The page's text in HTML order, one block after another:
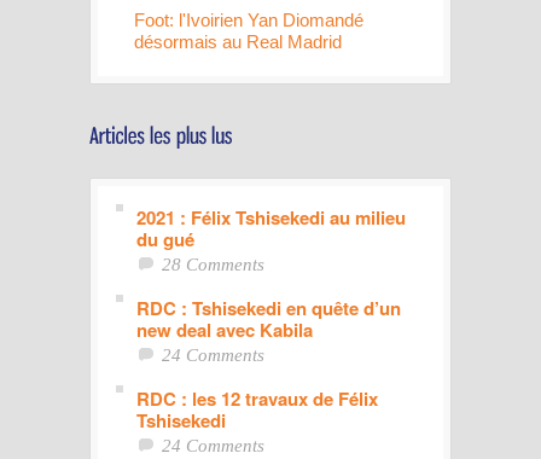
Foot: l'Ivoirien Yan Diomandé
désormais au Real Madrid
2021 : Félix Tshisekedi au milieu
du gué
28 Comments
RDC : Tshisekedi en quête d’un
new deal avec Kabila
24 Comments
RDC : les 12 travaux de Félix
Tshisekedi
24 Comments